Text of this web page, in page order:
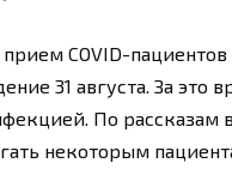
COVID-
31 августа. За это
По рассказам
некоторым